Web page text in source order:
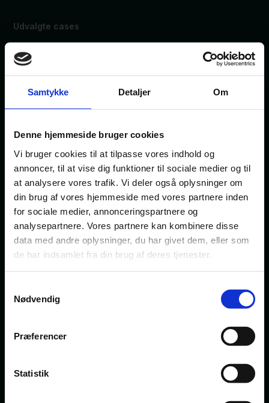
Samtykke Detaljer Om
Denne hjemmeside bruger cookies
Vi bruger cookies til at tilpasse vores indhold og
annoncer, til at vise dig funktioner til sociale medier og til
at analysere vores trafik. Vi deler også oplysninger om
din brug af vores hjemmeside med vores partnere inden
for sociale medier, annonceringspartnere og
analysepartnere. Vores partnere kan kombinere disse
data med andre oplysninger, du har givet dem, eller som
de har indsamlet fra din brug af deres tjenester.
Nødvendig
Præferencer
Statistik
Udvalgte cases
Cases der relaterer sig til
Virksomhedsoverdragelser – M&A
AM Tooling A/S optager Profound Partners A/S som
Fynsk biotekvirksomhed har solgt aktiemajoriteten –
bistået af Focus Advokater
Bjerne Jensen A/S opkøbt af Coromatic Group
Se udvalgte cases